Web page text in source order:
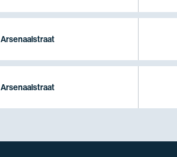
Arsenaalstraat
Arsenaalstraat